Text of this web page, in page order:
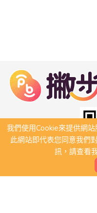
我們使用Cookie來提供網
此網站即代表您同意我們
訊，請查看